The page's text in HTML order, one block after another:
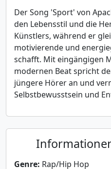
Der Song 'Sport' von
den Lebensstil und die
Künstlers, während er
motivierende und
schafft. Mit eingängigen
modernen Beat spricht
jüngere Hörer an und
Selbstbewusstsein und
Genre: Rap/Hip Hop